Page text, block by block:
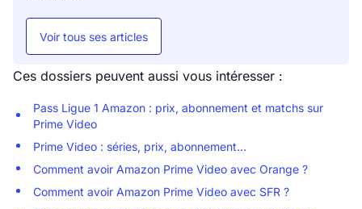
Voir tous ses articles
Ces dossiers peuvent aussi vous intéresser :
Pass Ligue 1 Amazon : prix, abonnement et matchs sur
Prime Video
Prime Video : séries, prix, abonnement...
Comment avoir Amazon Prime Video avec Orange ?
Comment avoir Amazon Prime Video avec SFR ?